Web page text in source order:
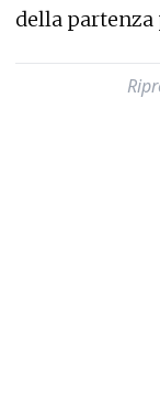
della partenza